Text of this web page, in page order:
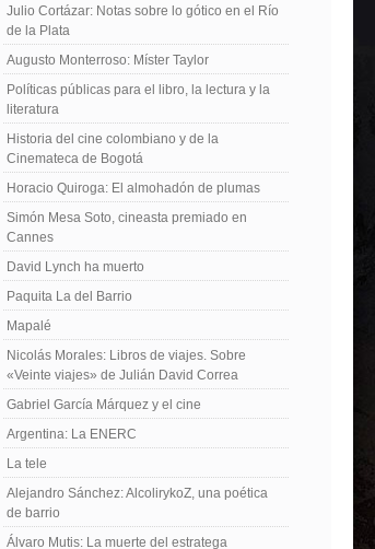
Julio Cortázar: Notas sobre lo gótico en el Río
de la Plata
Augusto Monterroso: Míster Taylor
Políticas públicas para el libro, la lectura y la
literatura
Historia del cine colombiano y de la
Cinemateca de Bogotá
Horacio Quiroga: El almohadón de plumas
Simón Mesa Soto, cineasta premiado en
Cannes
David Lynch ha muerto
Paquita La del Barrio
Mapalé
Nicolás Morales: Libros de viajes. Sobre
«Veinte viajes» de Julián David Correa
Gabriel García Márquez y el cine
Argentina: La ENERC
La tele
Alejandro Sánchez: AlcolirykoZ, una poética
de barrio
Álvaro Mutis: La muerte del estratega